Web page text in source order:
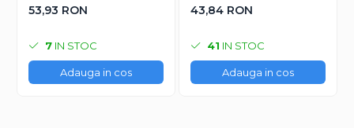
temperatura
53,93 RON
7 IN STOC
Adauga in cos
43,84 RON
41 IN STOC
Adauga in cos